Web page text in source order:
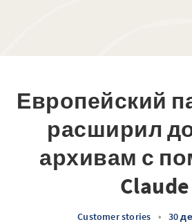
Европейский
расширил
архивам с
Claude
Customer stories • 30